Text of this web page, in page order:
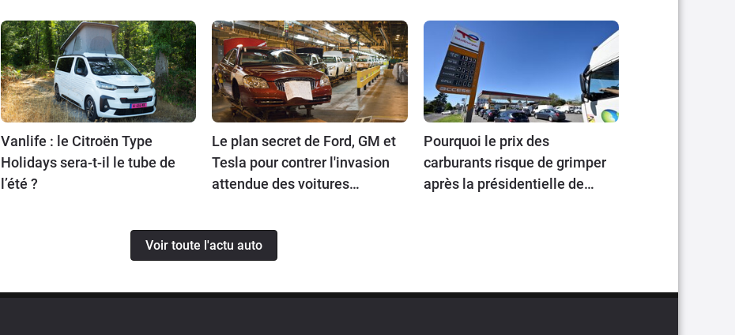
Vanlife : le Citroën Type
Holidays sera-t-il le tube de
l’été ?
Le plan secret de Ford, GM et
Tesla pour contrer l'invasion
attendue des voitures
Pourquoi le prix des
carburants risque de grimper
après la présidentielle de
Voir toute l'actu auto